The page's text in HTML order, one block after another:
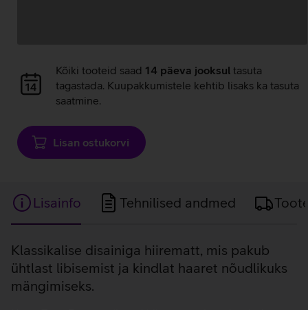
laadimine
Andmete
laadimine
Kõiki tooteid saad 14 päeva jooksul tasuta
tagastada. Kuupakkumistele kehtib lisaks ka tasuta
saatmine.
Lisan ostukorvi
Lisainfo Tehnilised andmed
Lisainfo
Klassikalise disainiga hiirematt, mis pakub
ühtlast libisemist ja kindlat haaret nõudlikuks
mängimiseks.